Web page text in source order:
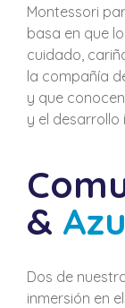
Montessori
basa en que
cuidado,
la compañía
y que
y el desarrollo
&
Dos de
inmersión en